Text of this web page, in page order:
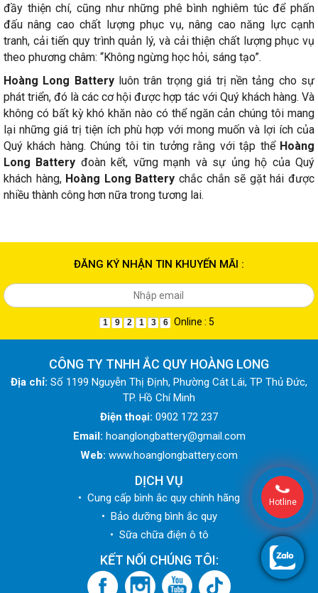
đầy thiện chí, cũng như những phê bình nghiêm túc để phấn
đấu nâng cao chất lượng phục vụ, nâng cao năng lực cạnh
tranh, cải tiến quy trình quản lý, và cải thiện chất lượng phục vụ
theo phương châm: “Không ngừng học hỏi, sáng tạo”.
Hoàng Long Batteryluôn trân trọng giá trị nền tảng cho sự
phát triển, đó là các cơ hội được hợp tác với Quý khách hàng. Và
không có bất kỳ khó khăn nào có thể ngăn cản chúng tôi mang
lại những giá trị tiện ích phù hợp với mong muốn và lợi ích của
Quý khách hàng. Chúng tôi tin tưởng rằng với tập thể Hoàng
Long Battery đoàn kết, vững mạnh và sự ủng hộ của Quý
khách hàng, Hoàng Long Battery chắc chắn sẽ gặt hái được
nhiều thành công hơn nữa trong tương lai.
ĐĂNG KÝ NHẬN TIN KHUYẾN MÃI :
1 9 2 1 3 6 Online : 5
CÔNG TY TNHH ẮC QUY HOÀNG LONG
Địa chỉ: Số 1199 Nguyễn Thị Định, Phường Cát Lái, TP Thủ Đức,
TP. Hồ Chí Minh
Điện thoại: 0902 172 237
Email: hoanglongbattery@gmail.com
Web: www.hoanglongbattery.com
DỊCH VỤ
• Cung cấp bình ắc quy chính hãng
• Bảo dưỡng bình ắc quy
• Sữa chữa điện ô tô
KẾT NỐI CHÚNG TÔI:
Hotline